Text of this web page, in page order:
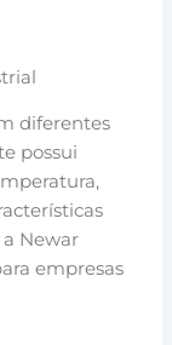
diferentes
possui
a Newar
empresas